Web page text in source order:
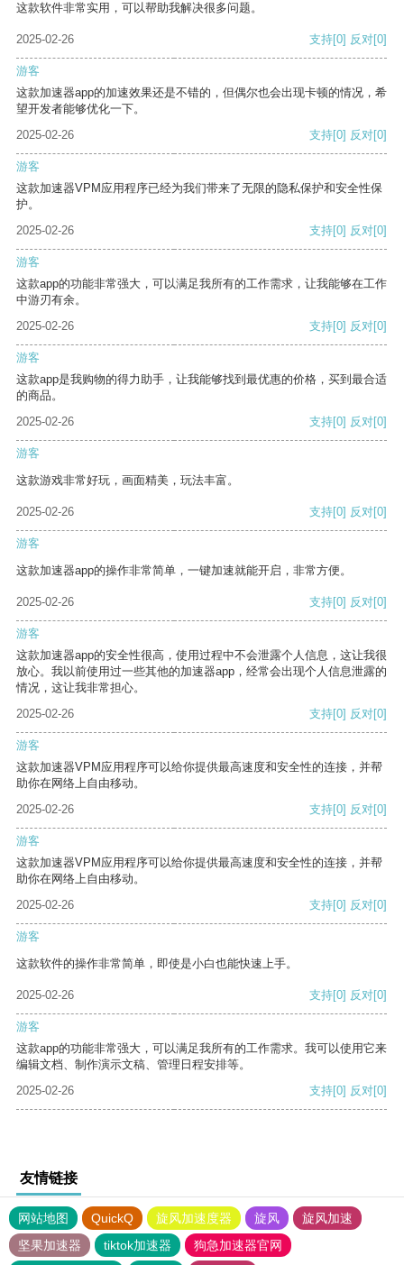
这款软件非常实用，可以帮助我解决很多问题。
2025-02-26 支持[0] 反对[0]
游客
这款加速器app的加速效果还是不错的，但偶尔也会出现卡顿的情况，希
望开发者能够优化一下。
2025-02-26
支持[0] 反对[0]
游客
这款加速器VPM应用程序已经为我们带来了无限的隐私保护和安全性保
护。
2025-02-26
支持[0] 反对[0]
游客
这款app的功能非常强大，可以满足我所有的工作需求，让我能够在工作
中游刃有余。
2025-02-26
支持[0] 反对[0]
游客
这款app是我购物的得力助手，让我能够找到最优惠的价格，买到最合适
的商品。
2025-02-26
支持[0] 反对[0]
游客
这款游戏非常好玩，画面精美，玩法丰富。
2025-02-26 支持[0] 反对[0]
游客
这款加速器app的操作非常简单，一键加速就能开启，非常方便。
2025-02-26 支持[0] 反对[0]
游客
这款加速器app的安全性很高，使用过程中不会泄露个人信息，这让我很
放心。我以前使用过一些其他的加速器app，经常会出现个人信息泄露的
情况，这让我非常担心。
2025-02-26
支持[0] 反对[0]
游客
这款加速器VPM应用程序可以给你提供最高速度和安全性的连接，并帮
助你在网络上自由移动。
2025-02-26
支持[0] 反对[0]
游客
这款加速器VPM应用程序可以给你提供最高速度和安全性的连接，并帮
助你在网络上自由移动。
2025-02-26
支持[0] 反对[0]
游客
这款软件的操作非常简单，即使是小白也能快速上手。
2025-02-26 支持[0] 反对[0]
游客
这款app的功能非常强大，可以满足我所有的工作需求。我可以使用它来
编辑文档、制作演示文稿、管理日程安排等。
2025-02-26
支持[0] 反对[0]
友情链接
网站地图 QuickQ 旋风加速度器 旋风
旋风加速
坚果加速器
tiktok加速器 狗急加速器官网